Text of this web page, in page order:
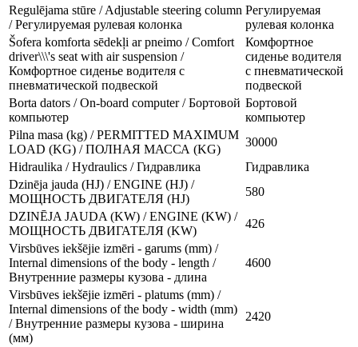
Regulējama stūre / Adjustable steering column
/ Регулируемая рулевая колонка
Регулируемая
рулевая колонка
Šofera komforta sēdekļi ar pneimo / Comfort
driver\\\'s seat with air suspension /
Комфортное сиденье водителя с
пневматической подвеской
Комфортное
сиденье водителя
с пневматической
подвеской
Borta dators / On-board computer / Бортовой
компьютер
Бортовой
компьютер
Pilna masa (kg) / PERMITTED MAXIMUM
LOAD (KG) / ПОЛНАЯ МАССА (KG)
30000
Hidraulika / Hydraulics / Гидравлика
Гидравлика
Dzinēja jauda (HJ) / ENGINE (HJ) /
МОЩНОСТЬ ДВИГАТЕЛЯ (HJ)
580
DZINĒJA JAUDA (KW) / ENGINE (KW) /
МОЩНОСТЬ ДВИГАТЕЛЯ (KW)
426
Virsbūves iekšējie izmēri - garums (mm) /
Internal dimensions of the body - length /
Внутренние размеры кузова - длина
4600
Virsbūves iekšējie izmēri - platums (mm) /
Internal dimensions of the body - width (mm)
/ Внутренние размеры кузова - ширина
(мм)
2420